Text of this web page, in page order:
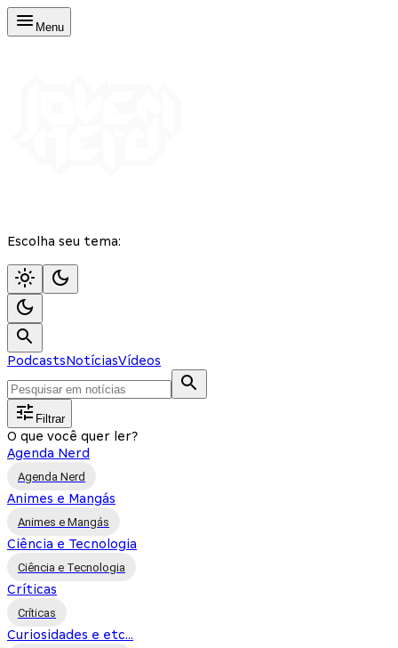
Menu
Escolha seu tema:
PodcastsNotíciasVídeos
Filtrar
O que você quer ler?
Agenda Nerd
Agenda Nerd
Animes e Mangás
Animes e Mangás
Ciência e Tecnologia
Ciência e Tecnologia
Críticas
Críticas
Curiosidades e etc...